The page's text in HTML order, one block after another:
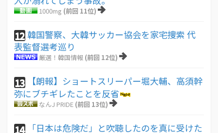
1000mg (前回 11位)
12韓国警察、大韓サッカー協会を家宅捜索 代
表監督選考巡り
厳選！韓国情報 (前回 12位)
13
【朗報】ショートスリーパー堀大輔、高須幹
弥にブチギレたことを反省
なんJ PRIDE (前回 13位)
14 「日本は危険だ」と吹聴したのを真に受けた